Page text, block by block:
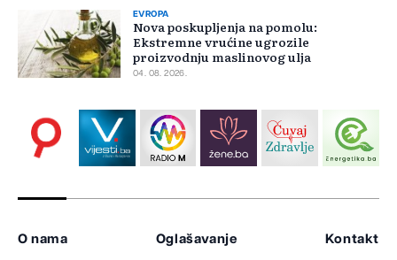
EVROPA
Nova poskupljenja na pomolu:
Ekstremne vrućine ugrozile
proizvodnju maslinovog ulja
04. 08. 2026.
O nama Oglašavanje Kontakt